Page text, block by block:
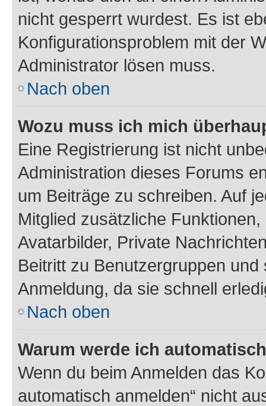
nicht gesperrt wurdest. Es ist
Konfigurationsproblem mit der
Administrator lösen muss.
Nach oben
Wozu muss ich mich
Eine Registrierung ist nicht
Administration dieses Forums
um Beiträge zu schreiben. Auf
Mitglied zusätzliche
Avatarbilder, Private
Beitritt zu Benutzergruppen
Anmeldung, da sie schnell
Nach oben
Warum werde ich
Wenn du beim Anmelden das
automatisch anmelden“ nicht